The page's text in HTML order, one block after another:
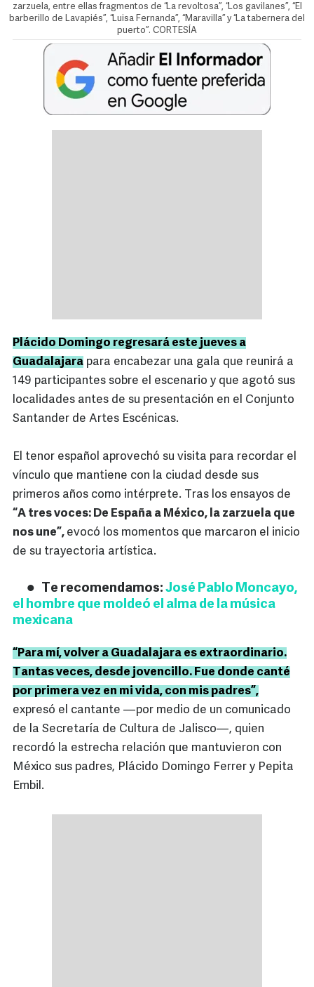
zarzuela, entre ellas fragmentos de “La revoltosa”, “Los gavilanes”, “El
barberillo de Lavapiés”, “Luisa Fernanda”, “Maravilla” y “La tabernera del
puerto”. CORTESÍA
Plácido Domingo regresará este jueves a
Guadalajara para encabezar una gala que reunirá a
149 participantes sobre el escenario y que agotó sus
localidades antes de su presentación en el Conjunto
Santander de Artes Escénicas.
El tenor español aprovechó su visita para recordar el
vínculo que mantiene con la ciudad desde sus
primeros años como intérprete. Tras los ensayos de
“A tres voces: De España a México, la zarzuela que
nos une”, evocó los momentos que marcaron el inicio
de su trayectoria artística.
Te recomendamos: José Pablo Moncayo,
el hombre que moldeó el alma de la música
mexicana
“Para mí, volver a Guadalajara es extraordinario.
Tantas veces, desde jovencillo. Fue donde canté
por primera vez en mi vida, con mis padres”,
expresó el cantante —por medio de un comunicado
de la Secretaría de Cultura de Jalisco—, quien
recordó la estrecha relación que mantuvieron con
México sus padres, Plácido Domingo Ferrer y Pepita
Embil.